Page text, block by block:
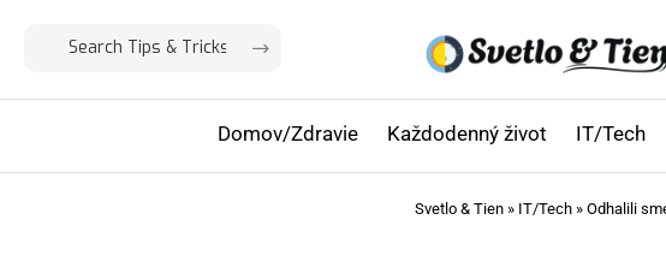
Domov/Zdravie Každodenný život IT/Tech
Svetlo & Tien » IT/Tech » Odhalili